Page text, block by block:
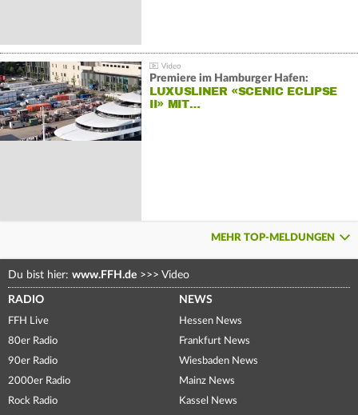
Premiere im Hamburger Hafen:
LUXUSLINER «SCENIC ECLIPSE
II» MIT…
MEHR TOP-MELDUNGEN
Du bist hier: www.FFH.de >>> Video
RADIO
FFH Live
80er Radio
90er Radio
2000er Radio
Rock Radio
NEWS
Hessen News
Frankfurt News
Wiesbaden News
Mainz News
Kassel News